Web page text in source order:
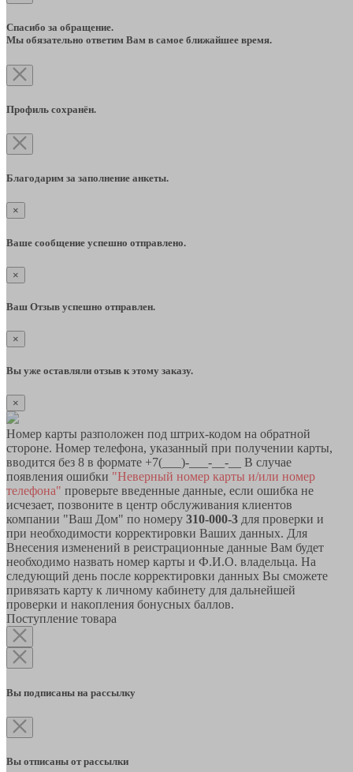
Спасибо за обращение.
Мы обязательно ответим Вам в самое ближайшее время.
Профиль сохранён.
Благодарим за заполнение анкеты.
×
Ваше сообщение успешно отправлено.
×
Ваш Отзыв успешно отправлен.
×
Вы уже оставляли отзыв к этому заказу.
×
Номер карты разположен под штрих-кодом на обратной
стороне. Номер телефона, указанный при получении карты,
вводится без 8 в формате +7(___)-___-__-__ В случае
появления ошибки "Неверный номер карты и/или номер
телефона" проверьте введенные данные, если ошибка не
исчезает, позвоните в центр обслуживания клиентов
компании "Ваш Дом" по номеру 310-000-3 для проверки и
при необходимости корректировки Ваших данных. Для
Внесения изменений в реистрационные данные Вам будет
необходимо назвать номер карты и Ф.И.О. владельца. На
следующий день после корректировки данных Вы сможете
привязать карту к личному кабинету для дальнейшей
проверки и накопления бонусных баллов.
Поступление товара
Вы подписаны на рассылку
Вы отписаны от рассылки